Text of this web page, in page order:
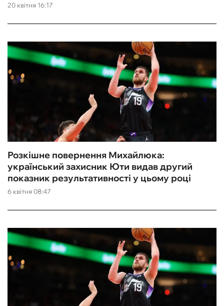
20 квітня 16:17
6 квітня 08:47
Розкішне повернення Михайлюка:
український захисник Юти видав другий
показник результативності у цьому році